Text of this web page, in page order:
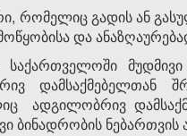
რომელიც გადის ან
და
დამსაქმებელთან
ადგილობრივ
ბინადრობის